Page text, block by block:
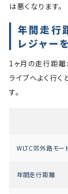
は悪くなります。
年間走行
レジャー
1ヶ月の走行距
ライブへよく行
す。
WLTC郊外路モー
年間走行距離